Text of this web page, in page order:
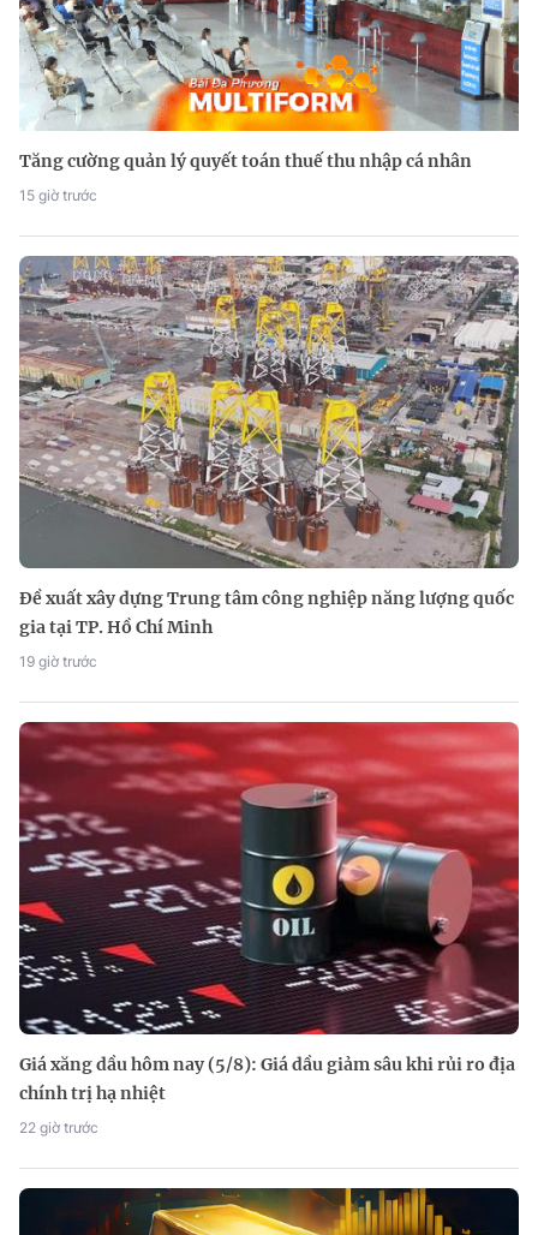
Tăng cường quản lý quyết toán thuế thu nhập cá nhân
15 giờ trước
Đề xuất xây dựng Trung tâm công nghiệp năng lượng quốc
gia tại TP. Hồ Chí Minh
19 giờ trước
Giá xăng dầu hôm nay (5/8): Giá dầu giảm sâu khi rủi ro địa
chính trị hạ nhiệt
22 giờ trước